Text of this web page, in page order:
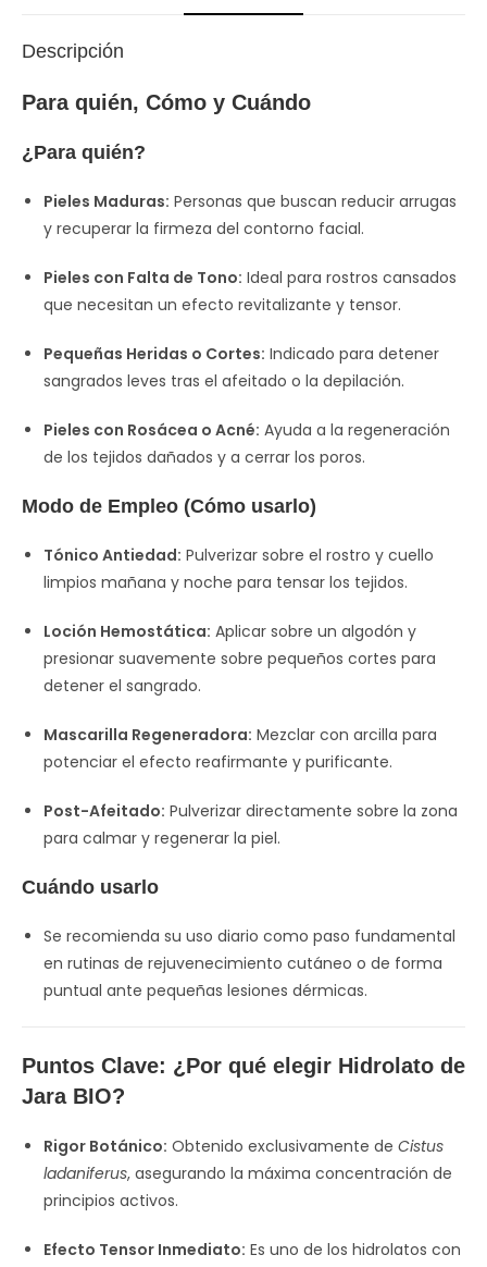
Descripción
Para quién, Cómo y Cuándo
¿Para quién?
Pieles Maduras: Personas que buscan reducir arrugas
y recuperar la firmeza del contorno facial.
Pieles con Falta de Tono: Ideal para rostros cansados
que necesitan un efecto revitalizante y tensor.
Pequeñas Heridas o Cortes: Indicado para detener
sangrados leves tras el afeitado o la depilación.
Pieles con Rosácea o Acné: Ayuda a la regeneración
de los tejidos dañados y a cerrar los poros.
Modo de Empleo (Cómo usarlo)
Tónico Antiedad: Pulverizar sobre el rostro y cuello
limpios mañana y noche para tensar los tejidos.
Loción Hemostática: Aplicar sobre un algodón y
presionar suavemente sobre pequeños cortes para
detener el sangrado.
Mascarilla Regeneradora: Mezclar con arcilla para
potenciar el efecto reafirmante y purificante.
Post-Afeitado: Pulverizar directamente sobre la zona
para calmar y regenerar la piel.
Cuándo usarlo
Se recomienda su uso diario como paso fundamental
en rutinas de rejuvenecimiento cutáneo o de forma
puntual ante pequeñas lesiones dérmicas.
Puntos Clave: ¿Por qué elegir Hidrolato de
Jara BIO?
Rigor Botánico: Obtenido exclusivamente de Cistus
ladaniferus, asegurando la máxima concentración de
principios activos.
Efecto Tensor Inmediato: Es uno de los hidrolatos con